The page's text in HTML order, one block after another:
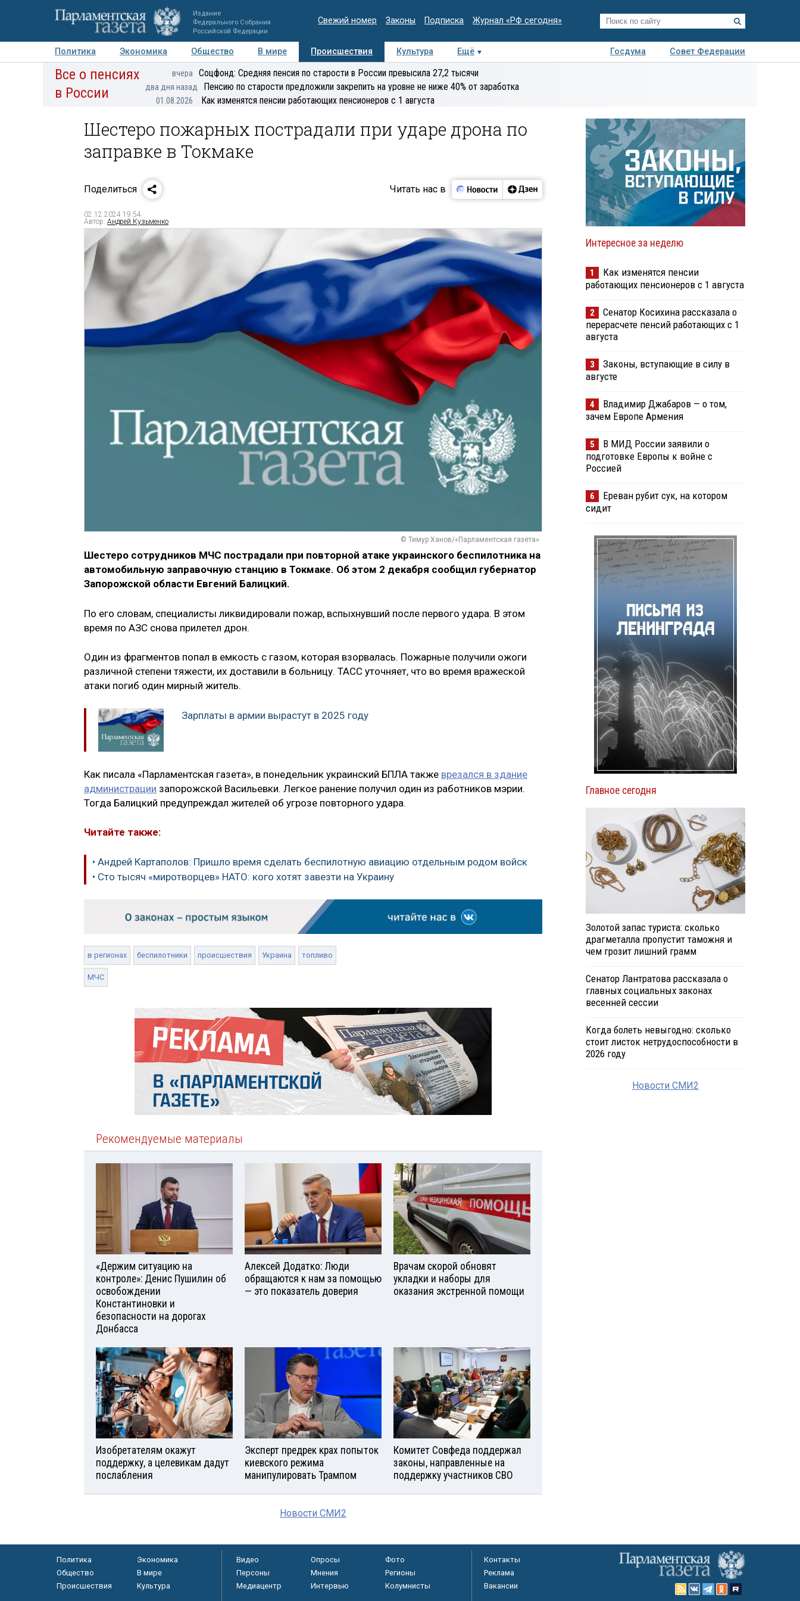
Издание
Федерального Собрания
Российской Федерации
Свежий номер Законы Подписка Журнал «РФ сегодня»
Политика Экономика Общество В мире Происшествия Культура Ещё Госдума
Совет Федерации
Авторы Персоны Мнения Регионы Медиацентр Интервью Колумнисты
экспертиза
Все о пенсиях
в России
вчера Соцфонд: Средняя пенсия по старости в России превысила 27,2 тысячи
два дня назад Пенсию по старости предложили закрепить на уровне не ниже 40% от заработка
01.08.2026 Как изменятся пенсии работающих пенсионеров с 1 августа
Шестеро пожарных пострадали при ударе дрона по
заправке в Токмаке
Поделиться Читать нас в
02.12.2024 19:54
Автор: Андрей Кузьменко
© Тимур Ханов/«Парламентская газета»
Шестеро сотрудников МЧС пострадали при повторной атаке украинского беспилотника на
автомобильную заправочную станцию в Токмаке. Об этом 2 декабря сообщил губернатор
Запорожской области Евгений Балицкий.
По его словам, специалисты ликвидировали пожар, вспыхнувший после первого удара. В этом
время по АЗС снова прилетел дрон.
Один из фрагментов попал в емкость с газом, которая взорвалась. Пожарные получили ожоги
различной степени тяжести, их доставили в больницу. ТАСС уточняет, что во время вражеской
атаки погиб один мирный житель.
Зарплаты в армии вырастут в 2025 году
Как писала «Парламентская газета», в понедельник украинский БПЛА также врезался в здание
администрации запорожской Васильевки. Легкое ранение получил один из работников мэрии.
Тогда Балицкий предупреждал жителей об угрозе повторного удара.
Читайте также:
• Андрей Картаполов: Пришло время сделать беспилотную авиацию отдельным родом войск
• Сто тысяч «миротворцев» НАТО: кого хотят завезти на Украину
в регионах беспилотники происшествия Украина топливо
МЧС
Рекомендуемые материалы
«Держим ситуацию на
контроле»: Денис Пушилин об
освобождении
Константиновки и
безопасности на дорогах
Донбасса
Алексей Додатко: Люди
обращаются к нам за помощью
— это показатель доверия
Врачам скорой обновят
укладки и наборы для
оказания экстренной помощи
Изобретателям окажут
поддержку, а целевикам дадут
послабления
Эксперт предрек крах попыток
киевского режима
манипулировать Трампом
Комитет Совфеда поддержал
законы, направленные на
поддержку участников СВО
Новости СМИ2
Интересное за неделю
1
Как изменятся пенсии
работающих пенсионеров с 1 августа
2
Сенатор Косихина рассказала о
перерасчете пенсий работающих с 1
августа
3
Законы, вступающие в силу в
августе
4
Владимир Джабаров — о том,
зачем Европе Армения
5
В МИД России заявили о
подготовке Европы к войне с
Россией
6
Ереван рубит сук, на котором
сидит
Главное сегодня
Золотой запас туриста: сколько
драгметалла пропустит таможня и
чем грозит лишний грамм
Сенатор Лантратова рассказала о
главных социальных законах
весенней сессии
Когда болеть невыгодно: сколько
стоит листок нетрудоспособности в
2026 году
Новости СМИ2
Политика
Экономика
Общество
В мире
Происшествия
Культура
Видео Опросы
Фото
Персоны
Мнения
Регионы
Медиацентр
Интервью Колумнисты
Контакты
Реклама
Вакансии